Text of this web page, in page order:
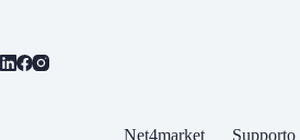
Net4market